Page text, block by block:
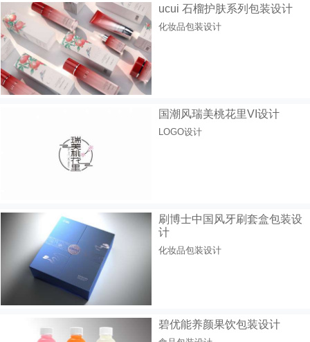
ucui 石榴护肤系列包装设计
化妆品包装设计
国潮风瑞美桃花里VI设计
LOGO设计
刷博士中国风牙刷套盒包装设
计
化妆品包装设计
碧优能养颜果饮包装设计